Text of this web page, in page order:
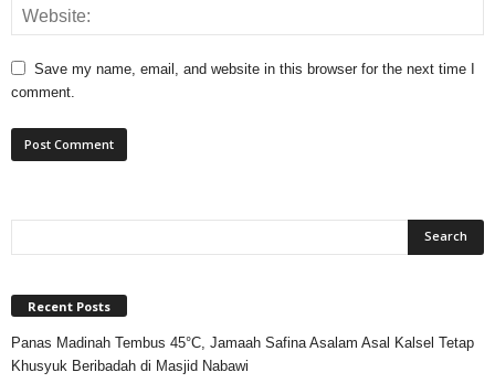
Save my name, email, and website in this browser for the next time I
comment.
Recent Posts
Panas Madinah Tembus 45°C, Jamaah Safina Asalam Asal Kalsel Tetap
Khusyuk Beribadah di Masjid Nabawi